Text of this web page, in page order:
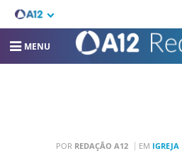
MENU
POR REDAÇÃO A12 EM IGREJA